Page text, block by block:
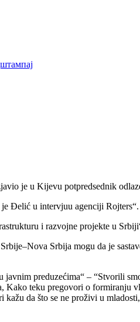
je u Kijevu potpredsednik
Đelić u intervjuu agenciji Rojters“.
i razvojne projekte u
Srbija mogu da je
preduzećima“ – “Stvorili
Kako teku pregovori o formiranju
da što se ne proživi u